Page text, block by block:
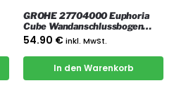
GROHE 27704000 Euphoria
Cube Wandanschlussbogen
1/2″, Chrom
54.90 €inkl. MwSt.
In den Warenkorb